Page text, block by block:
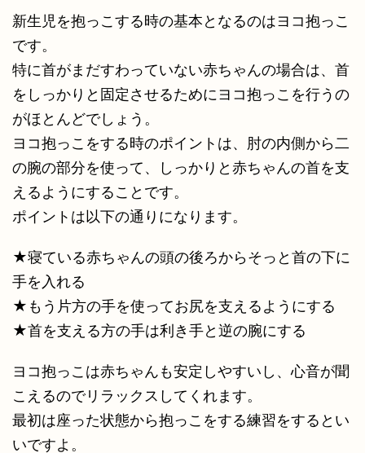
新生児を抱っこする時の基本となるのはヨコ抱っこ
です。
特に首がまだすわっていない赤ちゃんの場合は、首
をしっかりと固定させるためにヨコ抱っこを行うの
がほとんどでしょう。
ヨコ抱っこをする時のポイントは、肘の内側から二
の腕の部分を使って、しっかりと赤ちゃんの首を支
えるようにすることです。
ポイントは以下の通りになります。
★寝ている赤ちゃんの頭の後ろからそっと首の下に
手を入れる
★もう片方の手を使ってお尻を支えるようにする
★首を支える方の手は利き手と逆の腕にする
ヨコ抱っこは赤ちゃんも安定しやすいし、心音が聞
こえるのでリラックスしてくれます。
最初は座った状態から抱っこをする練習をするとい
いですよ。